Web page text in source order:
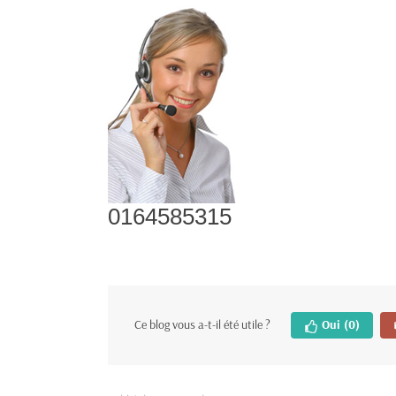
0164585315
Ce blog vous a-t-il été utile ? Oui (0)